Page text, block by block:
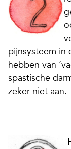
pijnsysteem in
hebben van
spastische
zeker niet aan.